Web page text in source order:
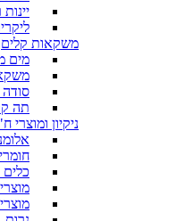
יינות
משקאות קלים
מים
סודה
תה
ניקיון ומוצרי
חומרי
כלים